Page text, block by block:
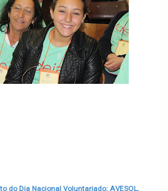
do Dia Nacional Voluntariado: AVESOL,